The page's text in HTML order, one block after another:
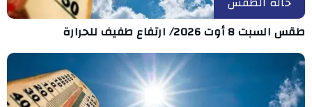
طقس السبت 8 أوت 2026/ ارتفاع طفيف للحرارة